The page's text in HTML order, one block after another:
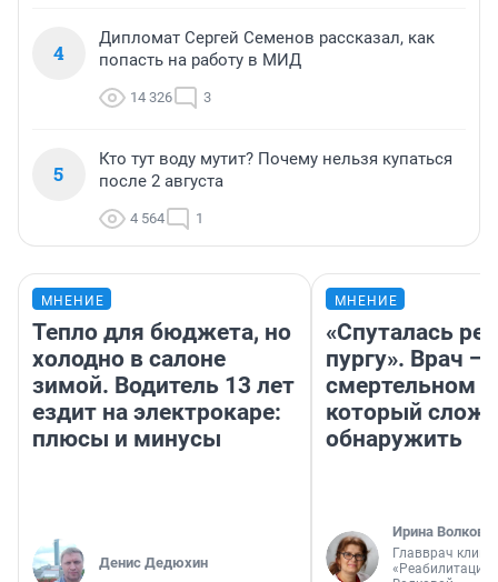
4
Дипломат Сергей Семенов рассказал, как
попасть на работу в МИД
14 326 3
5
Кто тут воду мутит? Почему нельзя купаться
после 2 августа
4 564 1
МНЕНИЕ
Тепло для бюджета, но
холодно в салоне
зимой. Водитель 13 лет
ездит на электрокаре:
плюсы и минусы
Денис Дедюхин
МНЕНИЕ
«Спуталась
пургу». Врач —
смертельном
который
обнаружить
Ирина Волкова
Главврач
«Реабилитация